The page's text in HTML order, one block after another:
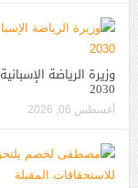
وزيرة الرياضة
2030
أغسطس 06, 2026